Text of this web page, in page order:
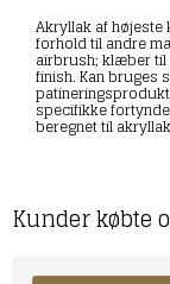
Akryllak af højeste
forhold til andre
airbrush; klæber
finish. Kan bruges
specifikke
beregnet til
Kunder købte